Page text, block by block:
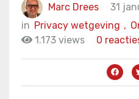
Marc Drees
31
in Privacy wetgeving ,
1.173 views
0